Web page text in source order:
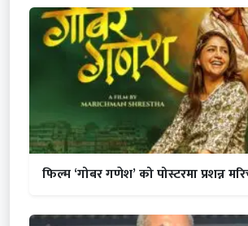
फिल्म ‘गोबर गणेश’ को पोस्टरमा प्रशन्न